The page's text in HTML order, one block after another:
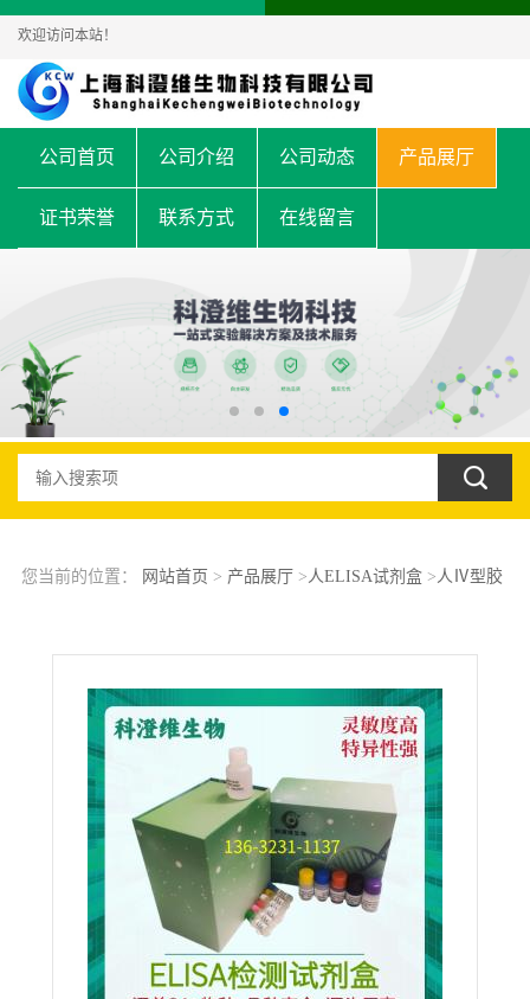
欢迎访问本站！
公司首页 公司介绍 公司动态 产品展厅
证书荣誉 联系方式 在线留言
您当前的位置： 网站首页 > 产品展厅> 人ELISA试剂盒> 人Ⅳ型胶